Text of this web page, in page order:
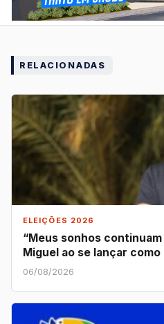
RELACIONADAS
ELEIÇÕES 2026
“Meus sonhos
Miguel ao se lançar
06/08/2026